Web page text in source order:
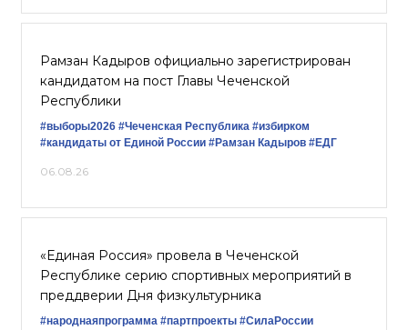
Рамзан Кадыров официально зарегистрирован
кандидатом на пост Главы Чеченской
Республики
#выборы2026 #Чеченская Республика #избирком
#кандидаты от Единой России #Рамзан Кадыров #ЕДГ
06.08.26
«Единая Россия» провела в Чеченской
Республике серию спортивных мероприятий в
преддверии Дня физкультурника
#народнаяпрограмма #партпроекты #СилаРоссии